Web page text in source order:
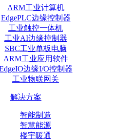
ARM工业计算机
EdgePLC边缘控制器
工业触控一体机
工业AI边缘控制器
SBC工业单板电脑
ARM工业应用软件
边缘I/O控制器
工业物联网关
解决方案
智能制造
智慧能源
楼宇暖通